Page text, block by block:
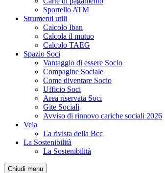
Sportello ATM
Strumenti utili
Calcolo Iban
Calcola il mutuo
Calcolo TAEG
Spazio Soci
Vantaggio di essere Socio
Compagine Sociale
Come diventare Socio
Ufficio Soci
Area riservata Soci
Gite Sociali
Avviso di rinnovo cariche sociali 2026
Vela
La rivista della Bcc
La Sostenibilità
La Sostenibilità
Chiudi menu